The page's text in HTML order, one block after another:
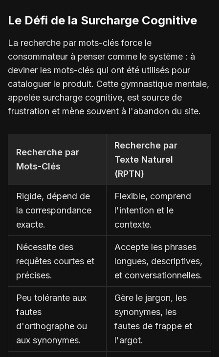
Le Défi de la Surcharge Cognitive
La recherche par mots-clés force le
consommateur à penser comme le système : à
deviner les mots-clés qui ont été utilisés pour
cataloguer le produit. Cette gymnastique mentale,
appelée surcharge cognitive, est source de
frustration et mène souvent à l'abandon du site.
Recherche par
Mots-Clés
Recherche par
Texte Naturel
(RPTN)
Rigide, dépend de
la correspondance
exacte.
Flexible, comprend
l'intention et le
contexte.
Nécessite des
requêtes courtes et
précises.
Accepte les phrases
longues, descriptives,
et conversationnelles.
Peu tolérante aux
fautes
d'orthographe ou
aux synonymes.
Gère le jargon, les
synonymes, les
fautes de frappe et
l'argot.